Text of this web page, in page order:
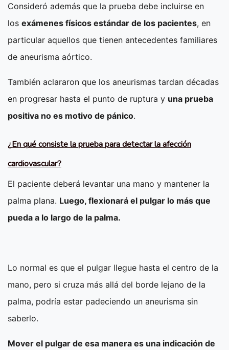
Consideró además que la prueba debe incluirse en
los exámenes físicos estándar de los pacientes, en
particular aquellos que tienen antecedentes familiares
de aneurisma aórtico.
También aclararon que los aneurismas tardan décadas
en progresar hasta el punto de ruptura y una prueba
positiva no es motivo de pánico.
¿En qué consiste la prueba para detectar la afección
cardiovascular?
El paciente deberá levantar una mano y mantener la
palma plana. Luego, flexionará el pulgar lo más que
pueda a lo largo de la palma.
Lo normal es que el pulgar llegue hasta el centro de la
mano, pero si cruza más allá del borde lejano de la
palma, podría estar padeciendo un aneurisma sin
saberlo.
Mover el pulgar de esa manera es una indicación de